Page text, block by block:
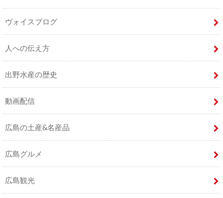
ヴォイスブログ
人への伝え方
出野水産の歴史
動画配信
広島の土産&名産品
広島グルメ
広島観光